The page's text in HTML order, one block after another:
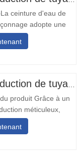
ceinture d'eau de
adopte une
simple et pratique
aucune
de sortie de pré-
être conçue…
produit Grâce à un
méticuleux,
la matière
tissée ou de la